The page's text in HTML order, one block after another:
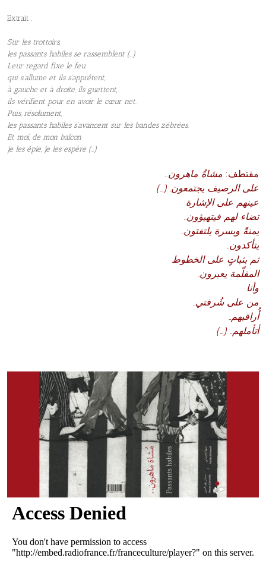
Extrait :
Sur les trottoirs,
les passants habiles se rassemblent (…)
Leur regard fixe le feu
qui s’allume et ils s’apprêtent,
à gauche et à droite, ils guettent,
ils vérifient pour en avoir le cœur net.
Puis, résolument,
les passants habiles s’avancent sur les bandes zébrées.
Et moi, de mon balcon
je les épie, je les espère (…)
..مقتطف: مشاةٌ ماهرون
(…) .على الرصيف يجتمعون
عينهم على الإشارة
..تضاء لهم فيتهيؤون
..يمنةً ويسرة يلتفتون
..يتأكدون
ثم بثباتٍ على الخطوط
.المقلّمة يعبرون
وأنا
..من على شُرفتي
..أُراقبهم
(…) ..أتأملهم